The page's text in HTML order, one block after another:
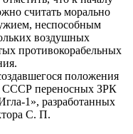
считать морально
неспособным
воздушных
противокорабельных
положения
СССР переносных ЗРК
1», разработанных
С. П.